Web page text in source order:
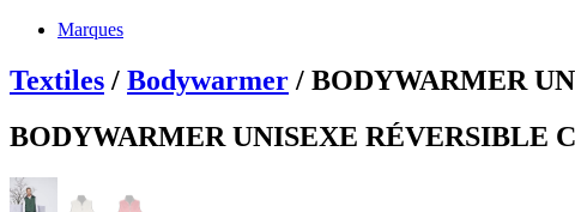
Marques
Textiles / Bodywarmer / BODYWARMER
BODYWARMER UNISEXE RÉVERSIBLE